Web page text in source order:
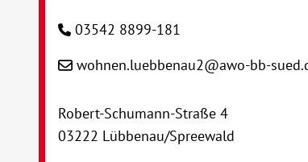
03542 8899-181
wohnen.luebbenau2@awo-bb-
Robert-Schumann-Straße 4
03222 Lübbenau/Spreewald